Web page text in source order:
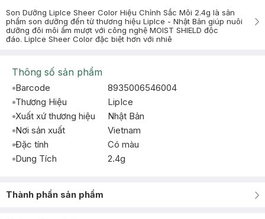
Son Dưỡng LipIce Sheer Color Hiệu Chỉnh Sắc Môi 2.4g là sản
phẩm son dưỡng đến từ thương hiệu LipIce - Nhật Bản giúp nuôi
dưỡng đôi môi ẩm mượt với công nghệ MOIST SHIELD độc
đáo. LipIce Sheer Color đặc biệt hơn với nhiê
Thông số sản phẩm
Barcode
8935006546004
Thương Hiệu
LipIce
Xuất xứ thương hiệu
Nhật Bản
Nơi sản xuất
Vietnam
Đặc tính
Có màu
Dung Tích
2.4g
Thành phần sản phẩm